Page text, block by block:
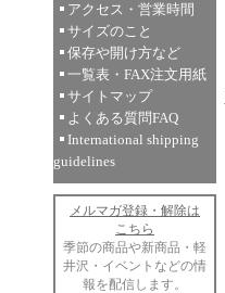
アクセス・営業時間
サイズのこと
保存や開け方など
一覧表・FAX注文用紙
サイトマップ
よくある質問FAQ
International shipping
guidelines
メルマガ登録・解除は
こちら
季節の商品や新商品・軽
井沢・イベントなどの情
報を配信します。